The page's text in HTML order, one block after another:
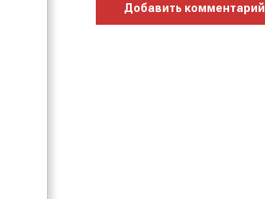
Добавить комментарий